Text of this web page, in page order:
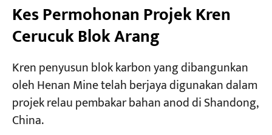
Kes Permohonan Projek Kren
Cerucuk Blok Arang
Kren penyusun blok karbon yang dibangunkan
oleh Henan Mine telah berjaya digunakan dalam
projek relau pembakar bahan anod di Shandong,
China.